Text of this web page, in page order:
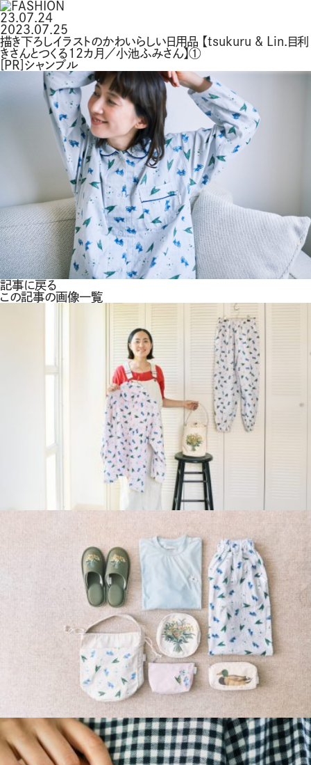
23.07.24
2023.07.25
描き下ろしイラストのかわいらしい日用品 【tsukuru & Lin.目利
きさんとつくる12カ月／小池ふみさん】①
[PR]シャンブル
記事に戻る
この記事の画像一覧